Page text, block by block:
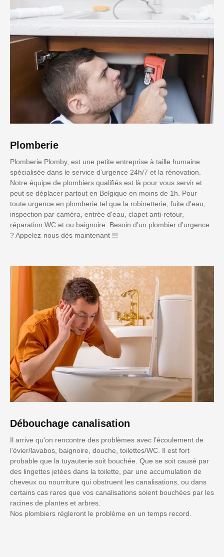
Plomberie
Plomberie Plomby, est une petite entreprise à taille humaine
spécialisée dans le service d’urgence 24h/7 et la rénovation.
Notre équipe de plombiers qualifiés est là pour vous servir et
peut se déplacer partout en Belgique en moins de 1h. Pour
toute urgence en plomberie tel que la robinetterie, fuite d'eau,
inspection par caméra, entrée d'eau, clapet anti-retour,
réparation WC et ou baignoire. Besoin d'un plombier d'urgence
? Appelez-nous dès maintenant !!!
Débouchage canalisation
Il arrive qu'on rencontre des problèmes avec l’écoulement de
l’évier/lavabos, baignoire, douche, toilettes/WC. Il est fort
probable que la tuyauterie soit bouchée. Que se soit causé par
des lingettes jetées dans la toilette, par une accumulation de
cheveux ou nourriture qui obstruent les canalisations, ou dans
certains cas rares que vos canalisations soient bouchées par les
racines de plantes et arbres.
Nos plombiers régleront le problème en un temps record.